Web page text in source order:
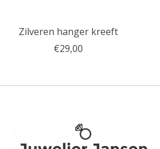
Zilveren hanger kreeft
€29,00